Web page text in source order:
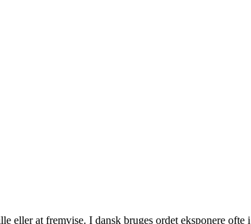
eller at fremvise. I dansk bruges ordet eksponere